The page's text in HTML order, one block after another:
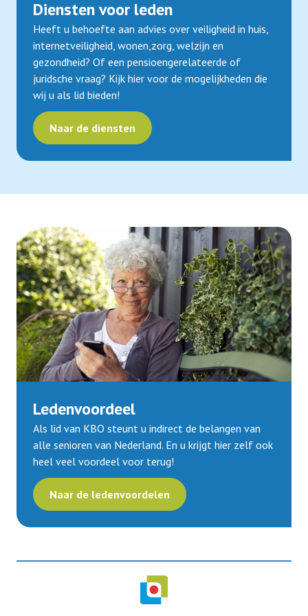
Diensten voor leden
Heeft u behoefte aan advies over veiligheid in huis,
internetveiligheid, wonen,zorg, welzijn en
gezondheid? Of een pensioengerelateerde of
juridsche vraag? Kijk hier voor de mogelijkheden die
wij u als lid bieden!
Naar de diensten
Ledenvoordeel
Als lid van KBO steunt u indirect de belangen van
alle senioren van Nederland. En u krijgt hier zelf ook
heel veel voordeel voor terug!
Naar de ledenvoordelen